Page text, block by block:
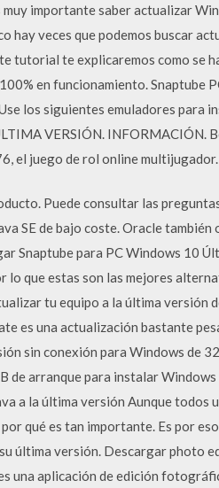
importante saber actualizar
veces que podemos buscar
tutorial te explicaremos como se
en funcionamiento. Snaptube
los siguientes emuladores para
VERSIÓN. INFORMACIÓN.
el juego de rol online multijugador.
Puede consultar las
SE de bajo coste. Oracle
Snaptube para PC Windows 10
lo que estas son las mejores
tu equipo a la última versión
es una actualización bastante
sin conexión para Windows de
de arranque para instalar
a la última versión Aunque todos
qué es tan importante. Es por
última versión. Descargar photo
aplicación de edición